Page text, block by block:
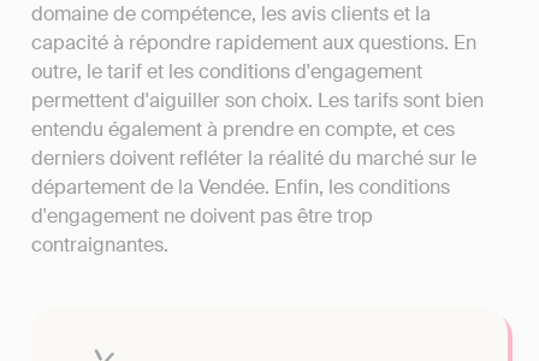
domaine de compétence, les avis clients et la
capacité à répondre rapidement aux questions. En
outre, le tarif et les conditions d'engagement
permettent d'aiguiller son choix. Les tarifs sont bien
entendu également à prendre en compte, et ces
derniers doivent refléter la réalité du marché sur le
département de la Vendée. Enfin, les conditions
d'engagement ne doivent pas être trop
contraignantes.